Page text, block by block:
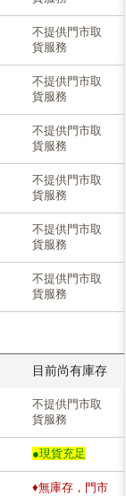
不提供門市取
貨服務
不提供門市取
貨服務
不提供門市取
貨服務
不提供門市取
貨服務
不提供門市取
貨服務
不提供門市取
貨服務
目前尚有庫存
不提供門市取
貨服務
●現貨充足
♦無庫存，門市